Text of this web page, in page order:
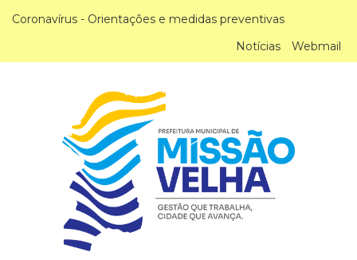
Coronavírus - Orientações e medidas preventivas
Notícias
Webmail